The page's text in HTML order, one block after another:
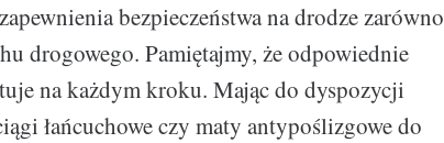
bezpieczeństwa na drodze zarówno
drogowego. Pamiętajmy, że odpowiednie
na każdym kroku. Mając do dyspozycji
łańcuchowe czy maty antypoślizgowe do